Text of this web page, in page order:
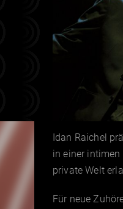
Idan Raichel
in einer
private Welt
Für neue